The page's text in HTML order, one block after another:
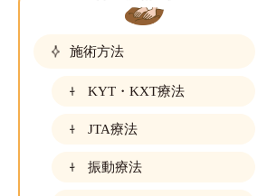
施術方法
KYT・KXT療法
JTA療法
振動療法